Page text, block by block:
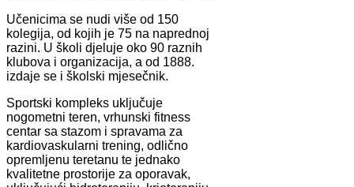
Učenicima se nudi više od 150
kolegija, od kojih je 75 na naprednoj
razini. U školi djeluje oko 90 raznih
klubova i organizacija, a od 1888.
izdaje se i školski mjesečnik.
Sportski kompleks uključuje
nogometni teren, vrhunski fitness
centar sa stazom i spravama za
kardiovaskularni trening, odlično
opremljenu teretanu te jednako
kvalitetne prostorije za oporavak,